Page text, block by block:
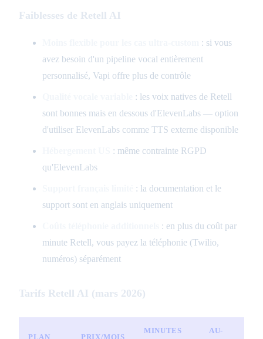
Faiblesses de Retell AI
: si vous
avez besoin d'un pipeline vocal entièrement
personnalisé, Vapi offre plus de contrôle
: les voix natives de Retell
sont bonnes mais en dessous d'ElevenLabs — option
d'utiliser ElevenLabs comme TTS externe disponible
: même contrainte RGPD
qu'ElevenLabs
: la documentation et le
support sont en anglais uniquement
: en plus du coût par
minute Retell, vous payez la téléphonie (Twilio,
numéros) séparément
Tarifs Retell AI (mars 2026)
MINUTES
AU-